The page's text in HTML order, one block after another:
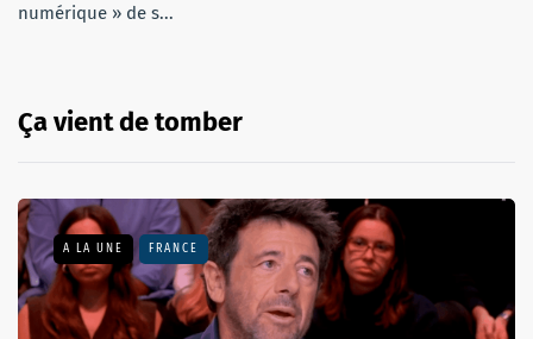
numérique » de s...
Ça vient de tomber
A LA UNE FRANCE